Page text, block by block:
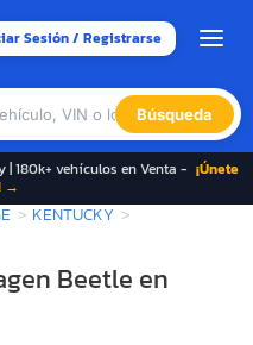
Sesión / Registrarse
Búsqueda
180k+ vehículos en Venta - ¡Únete
→
KENTUCKY
Beetle en